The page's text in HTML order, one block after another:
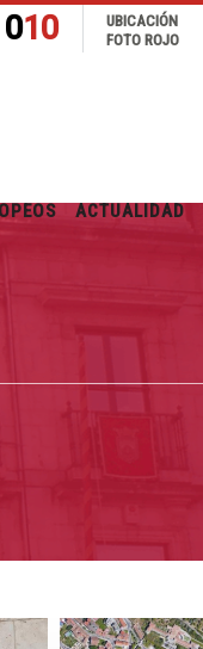
Buscar
010
UBICACIÓN
FOTO ROJO
ACTUALIDAD